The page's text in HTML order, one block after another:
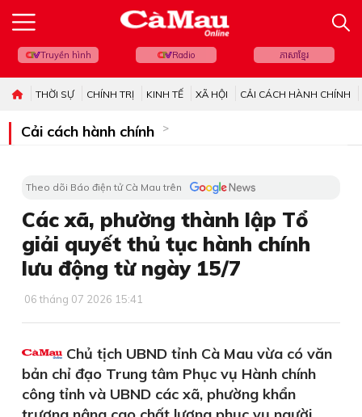
Truyền hình Radio ភាសាខ្មែរ
THỜI SỰ CHÍNH TRỊ KINH TẾ XÃ HỘI CẢI CÁCH HÀNH CHÍNH
Cải cách hành chính
Theo dõi Báo điện tử Cà Mau trên
Các xã, phường thành lập Tổ
giải quyết thủ tục hành chính
lưu động từ ngày 15/7
06 tháng 07 2026 15:41
Chủ tịch UBND tỉnh Cà Mau vừa có văn
bản chỉ đạo Trung tâm Phục vụ Hành chính
công tỉnh và UBND các xã, phường khẩn